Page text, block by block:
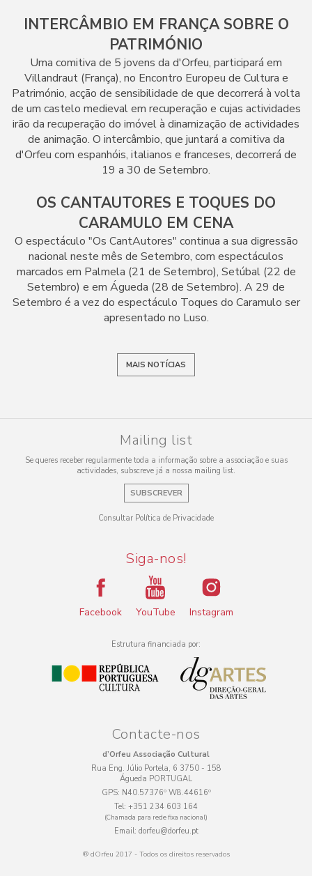
INTERCÂMBIO EM FRANÇA SOBRE O
PATRIMÓNIO
Uma comitiva de 5 jovens da d'Orfeu, participará em
Villandraut (França), no Encontro Europeu de Cultura e
Património, acção de sensibilidade de que decorrerá à volta
de um castelo medieval em recuperação e cujas actividades
irão da recuperação do imóvel à dinamização de actividades
de animação. O intercâmbio, que juntará a comitiva da
d'Orfeu com espanhóis, italianos e franceses, decorrerá de
19 a 30 de Setembro.
OS CANTAUTORES E TOQUES DO
CARAMULO EM CENA
O espectáculo "Os CantAutores" continua a sua digressão
nacional neste mês de Setembro, com espectáculos
marcados em Palmela (21 de Setembro), Setúbal (22 de
Setembro) e em Águeda (28 de Setembro). A 29 de
Setembro é a vez do espectáculo Toques do Caramulo ser
apresentado no Luso.
MAIS NOTÍCIAS
Mailing list
Se queres receber regularmente toda a informação sobre a associação e suas
actividades, subscreve já a nossa mailing list.
SUBSCREVER
Consultar Política de Privacidade
Siga-nos!
Facebook YouTube Instagram
Estrutura financiada por:
Contacte-nos
d’Orfeu Associação Cultural
Rua Eng. Júlio Portela, 6 3750 - 158
Águeda PORTUGAL
GPS: N40.57376º W8.44616º
Tel: +351 234 603 164
(Chamada para rede fixa nacional)
Email: dorfeu@dorfeu.pt
® dOrfeu 2017 - Todos os direitos reservados